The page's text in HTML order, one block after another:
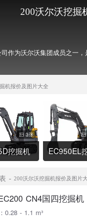
200沃尔沃挖掘
作为沃尔沃集团成员之一，
机报价及图片大全
3张
挖掘机
200沃尔沃挖掘机报价及图片
CN4国四挖掘机
0.28 - 1.1 m³